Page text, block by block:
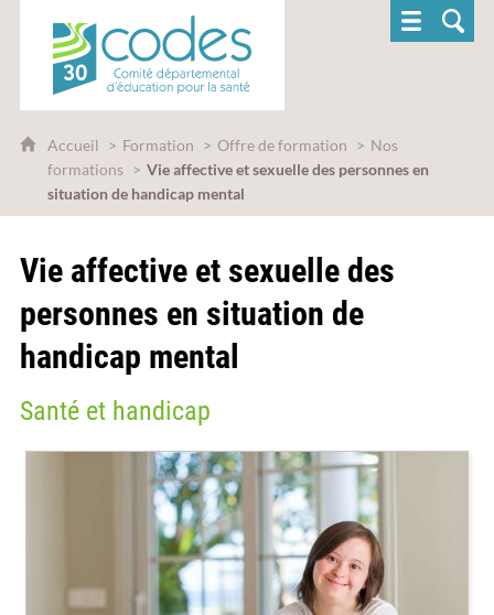
CoDES 30 - Comité départemental
Accueil Formation Offre de formation
Nos
formations
Vie affective et sexuelle des personnes en
situation de handicap mental
Vie affective et sexuelle des
personnes en situation de
handicap mental
Santé et handicap